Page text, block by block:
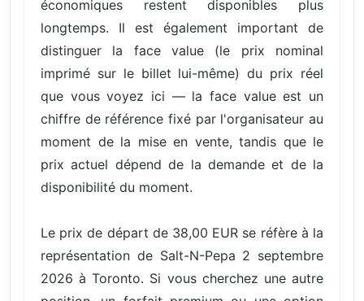
économiques restent disponibles plus
longtemps. Il est également important de
distinguer la face value (le prix nominal
imprimé sur le billet lui-même) du prix réel
que vous voyez ici — la face value est un
chiffre de référence fixé par l'organisateur au
moment de la mise en vente, tandis que le
prix actuel dépend de la demande et de la
disponibilité du moment.
Le prix de départ de 38,00 EUR se réfère à la
représentation de Salt-N-Pepa 2 septembre
2026 à Toronto. Si vous cherchez une autre